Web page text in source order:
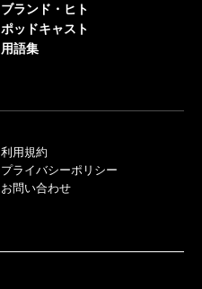
ブランド・ヒト
ポッドキャスト
用語集
利用規約
プライバシーポリシー
お問い合わせ